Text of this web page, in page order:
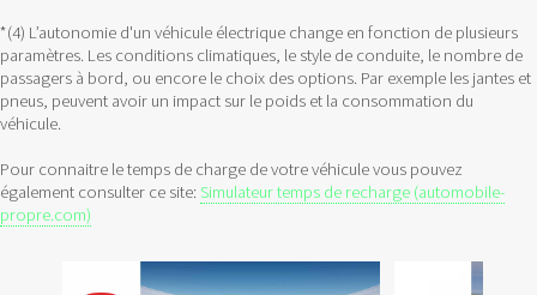
*(4) L’autonomie d'un véhicule électrique change en fonction de plusieurs
paramètres. Les conditions climatiques, le style de conduite, le nombre de
passagers à bord, ou encore le choix des options. Par exemple les jantes et
pneus, peuvent avoir un impact sur le poids et la consommation du
véhicule.
Pour connaitre le temps de charge de votre véhicule vous pouvez
également consulter ce site: Simulateur temps de recharge (automobile-
propre.com)